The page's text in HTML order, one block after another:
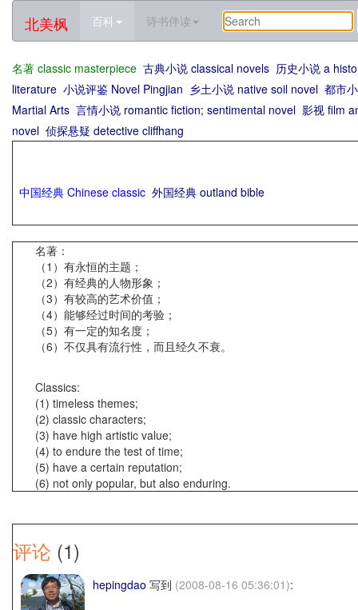
北美枫 百科 诗书伴读
名著 classic masterpiece 古典小说 classical novels 历史小说 a
literature 小说评鉴 Novel Pingjian 乡土小说 native soil novel 都市
Martial Arts 言情小说 romantic fiction; sentimental novel 影视 film
novel 侦探悬疑 detective cliffhang
中国经典 Chinese classic 外国经典 outland bible
名著：
（1）有永恒的主题；
（2）有经典的人物形象；
（3）有较高的艺术价值；
（4）能够经过时间的考验；
（5）有一定的知名度；
（6）不仅具有流行性，而且经久不衰。
Classics:
(1) timeless themes;
(2) classic characters;
(3) have high artistic value;
(4) to endure the test of time;
(5) have a certain reputation;
(6) not only popular, but also enduring.
评论 (1)
hepingdao 写到 (2008-08-16 05:36:01):